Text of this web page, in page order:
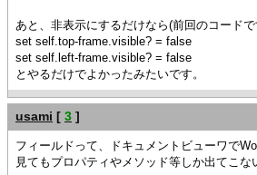
{method public {go-to-top}:void
{for g in self.grid.graphical-
{type-switch g
case sb:ScrollBox do
set sb.vertical-position
set sb.horizontal-
}
}
}
}
あと、非表示にするだけなら(前回のコード
set self.top-frame.visible? = false
set self.left-frame.visible? = false
とやるだけでよかったみたいです。
usami [ 3 ]
フィールドって、ドキュメントビューワで
見てもプロパティやメソッド等しか出てこな